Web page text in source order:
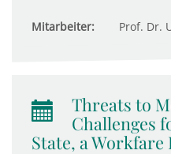
Mitarbeiter: Prof. Dr.
Threats to
Challenges
State, a Workfare